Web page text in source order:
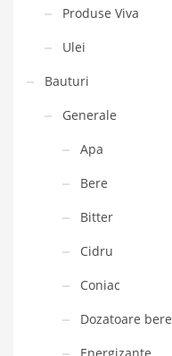
Produse Viva
Ulei
Bauturi
Generale
Apa
Bere
Bitter
Cidru
Coniac
Dozatoare bere
Energizante